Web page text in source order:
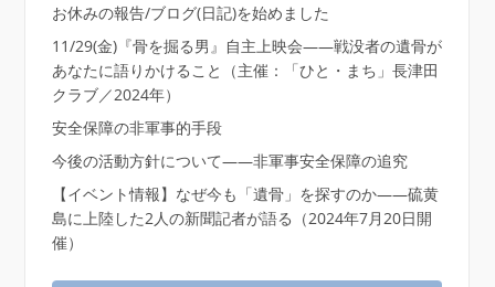
お休みの報告/ブログ(日記)を始めました
11/29(金)『骨を掘る男』自主上映会――戦没者の遺骨が
あなたに語りかけること（主催：「ひと・まち」長津田
クラブ／2024年）
安全保障の非軍事的手段
今後の活動方針について――非軍事安全保障の追究
【イベント情報】なぜ今も「遺骨」を探すのか――硫黄
島に上陸した2人の新聞記者が語る（2024年7月20日開
催）